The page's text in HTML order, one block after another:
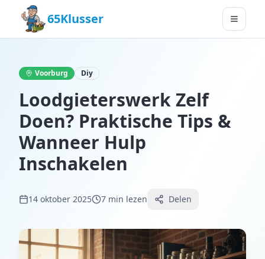
65Klusser
Voorburg Diy
Loodgieterswerk Zelf
Doen? Praktische Tips &
Wanneer Hulp
Inschakelen
14 oktober 2025 7 min lezen Delen